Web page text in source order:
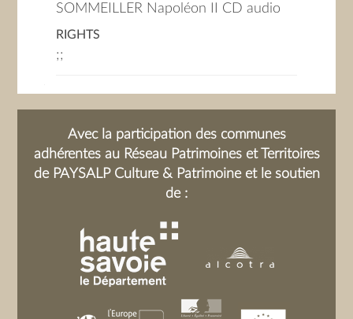
SOMMEILLER Napoléon II CD audio
RIGHTS
;;
Avec la participation des communes
adhérentes au Réseau Patrimoines et Territoires
de PAYSALP Culture & Patrimoine et le soutien
de :